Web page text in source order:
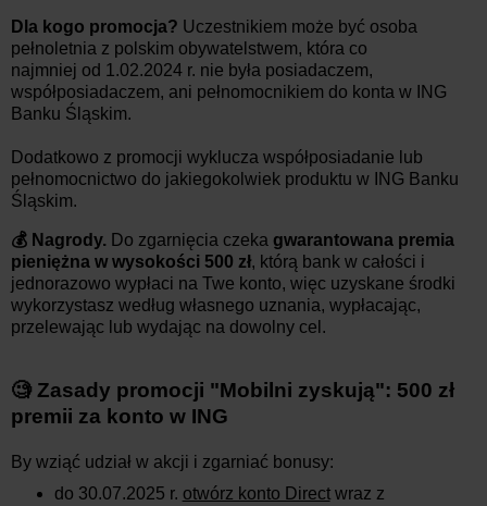
Dla kogo promocja? Uczestnikiem może być osoba
pełnoletnia z polskim obywatelstwem, która co
najmniej od 1.02.2024 r. nie była posiadaczem,
współposiadaczem, ani pełnomocnikiem do konta w ING
Banku Śląskim.
Dodatkowo z promocji wyklucza współposiadanie lub
pełnomocnictwo do jakiegokolwiek produktu w ING Banku
Śląskim.
💰 Nagrody. Do zgarnięcia czeka gwarantowana premia
pieniężna w wysokości 500 zł, którą bank w całości i
jednorazowo wypłaci na Twe konto, więc uzyskane środki
wykorzystasz według własnego uznania, wypłacając,
przelewając lub wydając na dowolny cel.
🧐 Zasady promocji "Mobilni zyskują": 500 zł
premii za konto w ING
By wziąć udział w akcji i zgarniać bonusy:
do 30.07.2025 r. otwórz konto Directwraz z